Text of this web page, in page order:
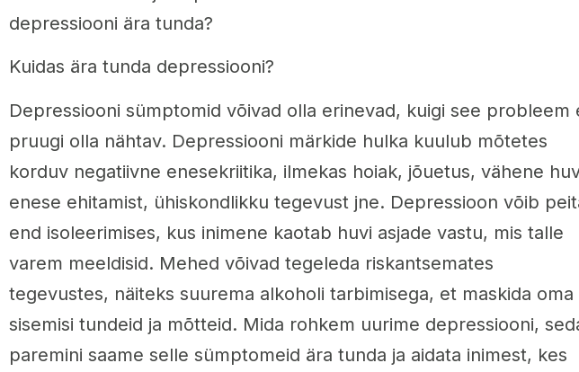
depressiooni ära tunda?
Kuidas ära tunda depressiooni?
Depressiooni sümptomid võivad olla erinevad, kuigi see probleem
pruugi olla nähtav. Depressiooni märkide hulka kuulub mõtetes
korduv negatiivne enesekriitika, ilmekas hoiak, jõuetus, vähene
enese ehitamist, ühiskondlikku tegevust jne. Depressioon võib
end isoleerimises, kus inimene kaotab huvi asjade vastu, mis talle
varem meeldisid. Mehed võivad tegeleda riskantsemates
tegevustes, näiteks suurema alkoholi tarbimisega, et maskida oma
sisemisi tundeid ja mõtteid. Mida rohkem uurime depressiooni,
paremini saame selle sümptomeid ära tunda ja aidata inimest, kes